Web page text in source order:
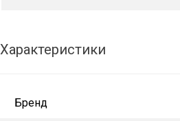
Характеристики
Бренд